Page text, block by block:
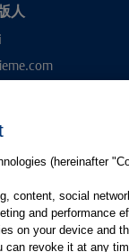
人
(hereinafter
content, social
and performance
on your device and
can revoke it at any